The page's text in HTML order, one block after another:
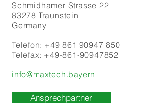
Schmidhamer Strasse 22
83278 Traunstein
Germany
Telefon: +49 861 90947 850
Telefax: +49-861-90947852
info@maxtech.bayern
Ansprechpartner